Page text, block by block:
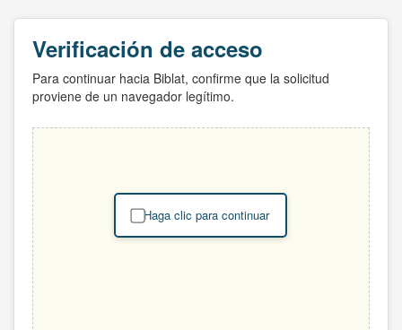
Verificación de acceso
Para continuar hacia Biblat, confirme que la solicitud
proviene de un navegador legítimo.
Haga clic para continuar